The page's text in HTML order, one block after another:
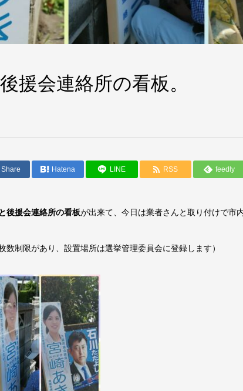
援会連絡所の看板。
Share Hatena LINE RSS feedly
後援会連絡所の看板が出来て、今日は業者さんと取り付けで市
数制限があり、設置場所は選挙管理委員会に登録します）